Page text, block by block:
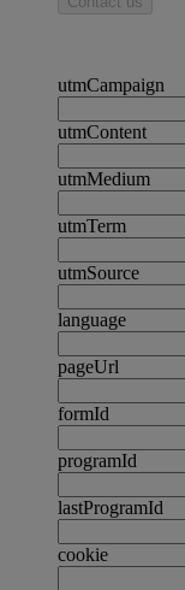
utmCampaign
utmContent
utmMedium
utmTerm
utmSource
language
pageUrl
formId
programId
lastProgramId
cookie